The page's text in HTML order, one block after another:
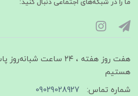
ما را در شبکه‌های اجتماعی دنبال کنید:
هفت روز هفته ، ۲۴ ساعت
هستیم
شماره تماس:
09029028927